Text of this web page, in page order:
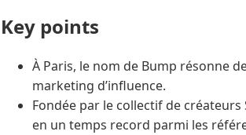
Key points
À Paris, le nom de Bump résonne
marketing d’influence.
Fondée par le collectif de créateurs
en un temps record parmi les